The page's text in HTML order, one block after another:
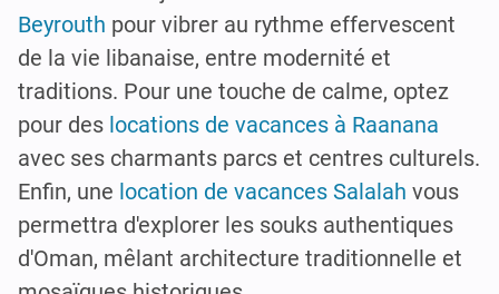
Beyrouth pour vibrer au rythme effervescent
de la vie libanaise, entre modernité et
traditions. Pour une touche de calme, optez
pour des locations de vacances à Raanana
avec ses charmants parcs et centres culturels.
Enfin, une location de vacances Salalah vous
permettra d'explorer les souks authentiques
d'Oman, mêlant architecture traditionnelle et